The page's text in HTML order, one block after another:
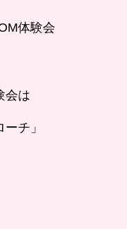
体験会
会は
チ」